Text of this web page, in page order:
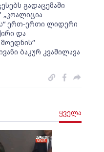
გადაცემაში
„კოალიცია
ერთ-ერთი ლიდერი
და
ბაკურ კვაშილავა
ყველა